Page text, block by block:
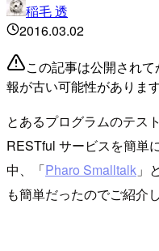
稲毛 透
2016.03.02
この記事は公開され
報が古い可能性がありま
とあるプログラムのテス
RESTful サービスを簡単
中、「Pharo Smalltalk 」
も簡単だったのでご紹介し